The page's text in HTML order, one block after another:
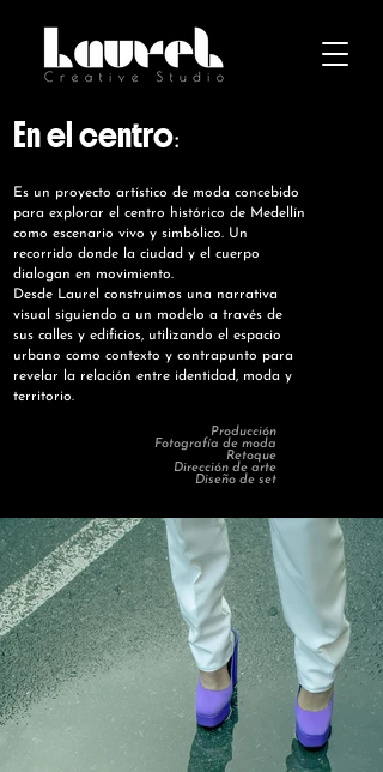
En el centro:
Es un proyecto artístico de moda concebido
para explorar el centro histórico de Medellín
como escenario vivo y simbólico. Un
recorrido donde la ciudad y el cuerpo
dialogan en movimiento.
Desde Laurel construimos una narrativa
visual siguiendo a un modelo a través de
sus calles y edificios, utilizando el espacio
urbano como contexto y contrapunto para
revelar la relación entre identidad, moda y
territorio.
Producción
Fotografía de moda
Retoque
Dirección de arte
Diseño de set